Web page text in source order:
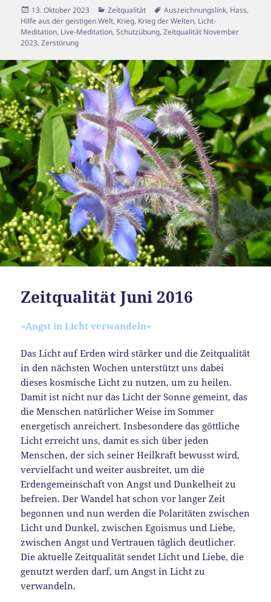
Veröffentlicht
am
13. Oktober 2023 Kategorien
Zeitqualität Schlagwörter
Auszeichnungslink, Hass,
Hilfe aus der geistigen Welt, Krieg, Krieg der Welten, Licht-
Meditation, Live-Meditation,Schutzübung,Zeitqualität November
2023,Zerstörung
Zeitqualität Juni 2016
»Angst in Licht verwandeln«
Das Licht auf Erden wird stärker und die Zeitqualität
in den nächsten Wochen unterstützt uns dabei
dieses kosmische Licht zu nutzen, um zu heilen.
Damit ist nicht nur das Licht der Sonne gemeint, das
die Menschen natürlicher Weise im Sommer
energetisch anreichert. Insbesondere das göttliche
Licht erreicht uns, damit es sich über jeden
Menschen, der sich seiner Heilkraft bewusst wird,
vervielfacht und weiter ausbreitet, um die
Erdengemeinschaft von Angst und Dunkelheit zu
befreien. Der Wandel hat schon vor langer Zeit
begonnen und nun werden die Polaritäten zwischen
Licht und Dunkel, zwischen Egoismus und Liebe,
zwischen Angst und Vertrauen täglich deutlicher.
Die aktuelle Zeitqualität sendet Licht und Liebe, die
genutzt werden darf, um Angst in Licht zu
verwandeln.